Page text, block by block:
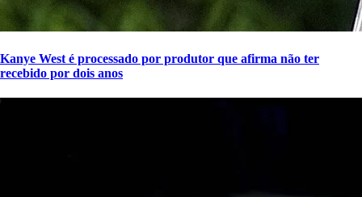
Kanye West é processado por produtor que afirma não ter
recebido por dois anos